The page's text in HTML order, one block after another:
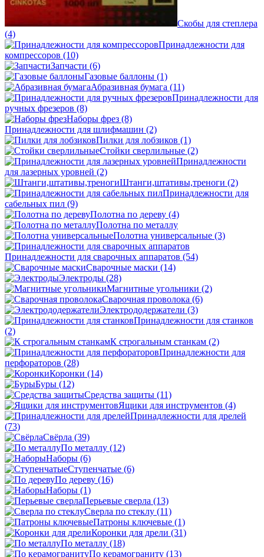
Скобы для степлера
(4)
Принадлежности для
компрессоров (10)
Запчасти (6)
Газовые баллоны (1)
Абразивная бумага (11)
Принадлежности для
ручных фрезеров (8)
Наборы фрез (8)
Принадлежности для шлифмашин (2)
Пилки для лобзиков (1)
Стойки сверлильные (2)
Принадлежности
для лазерных уровней (2)
Штанги,штативы,треноги (2)
Принадлежности для
сабельных пил (9)
Полотна по дереву (4)
Полотна по металлу
Полотна универсальные (3)
Принадлежности для сварочных аппаратов (54)
Сварочные маски (14)
Электроды (28)
Магнитные угольники (2)
Сварочная проволока (6)
Электрододержатели (3)
Принадлежности для станков
(2)
К строгальным станкам (2)
Принадлежности для
перфораторов (28)
Коронки (14)
Буры (12)
Средства защиты (11)
Ящики для инструментов (4)
Принадлежности для дрелей
(73)
Свёрла (39)
По металлу (12)
Наборы (6)
Ступенчатые (6)
По дереву (16)
Наборы (1)
Перьевые сверла (13)
Сверла по стеклу (11)
Патроны ключевые (1)
Коронки для дрели (31)
По металлу (18)
По керамограниту (13)